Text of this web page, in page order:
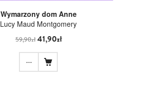
Wymarzony dom Anne
Lucy Maud Montgomery
59,90zł41,90zł
...